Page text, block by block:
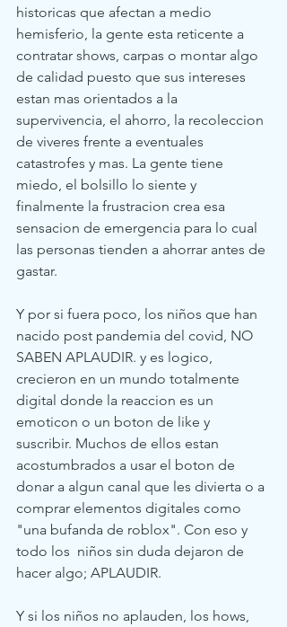
historicas que afectan a medio
hemisferio, la gente esta reticente a
contratar shows, carpas o montar algo
de calidad puesto que sus intereses
estan mas orientados a la
supervivencia, el ahorro, la recoleccion
de viveres frente a eventuales
catastrofes y mas. La gente tiene
miedo, el bolsillo lo siente y
finalmente la frustracion crea esa
sensacion de emergencia para lo cual
las personas tienden a ahorrar antes de
gastar.
Y por si fuera poco, los niños que han
nacido post pandemia del covid, NO
SABEN APLAUDIR. y es logico,
crecieron en un mundo totalmente
digital donde la reaccion es un
emoticon o un boton de like y
suscribir. Muchos de ellos estan
acostumbrados a usar el boton de
donar a algun canal que les divierta o a
comprar elementos digitales como
"una bufanda de roblox". Con eso y
todo los  niños sin duda dejaron de
hacer algo; APLAUDIR.
Y si los niños no aplauden, los hows,